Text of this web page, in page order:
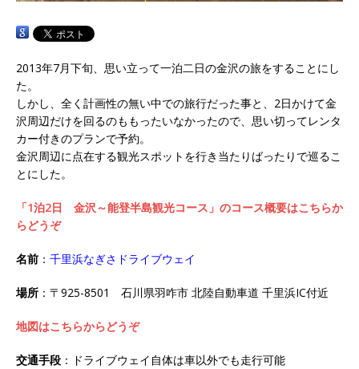
2013年7月下旬、思い立って一泊二日の金沢の旅をすることにし
た。
しかし、全く計画性の無い中での旅行だった事と、2日かけて金
沢周辺だけを回るのももったいなかったので、思い切ってレンタ
カー付きのプランで予約。
金沢周辺に点在する観光スポットを行き当たりばったりで巡るこ
とにした。
「1泊2日 金沢～能登半島観光コース」のコース概要はこちらか
らどうぞ
名前 ： 千里浜なぎさドライブウェイ
場所 ：〒925-8501 石川県羽咋市 北陸自動車道 千里浜IC付近
地図はこちらからどうぞ
交通手段 ：ドライブウェイ自体は車以外でも走行可能